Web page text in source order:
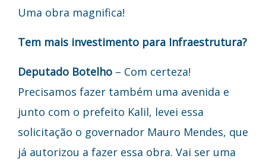
Uma obra magnifica!
Tem mais investimento para Infraestrutura?
Deputado Botelho – Com certeza!
Precisamos fazer também uma avenida e
junto com o prefeito Kalil, levei essa
solicitação o governador Mauro Mendes, que
já autorizou a fazer essa obra. Vai ser uma